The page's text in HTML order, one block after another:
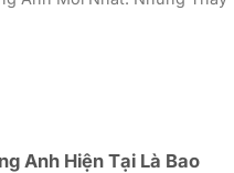
Anh Hiện Tại Là Bao